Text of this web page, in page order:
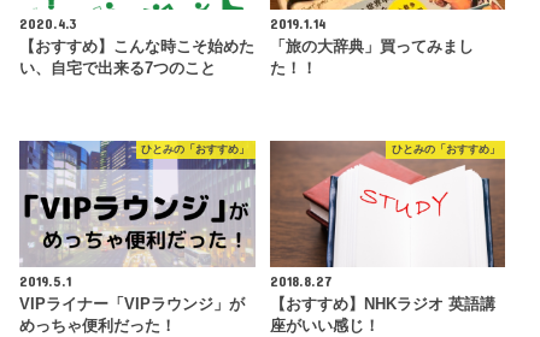
2020.4.3
【おすすめ】こんな時こそ始めた
い、自宅で出来る7つのこと
2019.1.14
「旅の大辞典」買ってみまし
た！！
ひとみの「おすすめ」
2019.5.1
VIPライナー「VIPラウンジ」が
めっちゃ便利だった！
ひとみの「おすすめ」
2018.8.27
【おすすめ】NHKラジオ 英語講
座がいい感じ！